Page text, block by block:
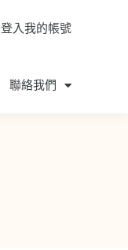
登入我的帳號
聯絡我們